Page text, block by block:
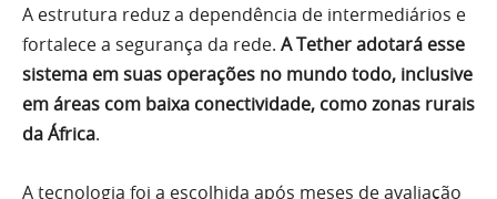
A estrutura reduz a dependência de intermediários e
fortalece a segurança da rede. A Tether adotará esse
sistema em suas operações no mundo todo, inclusive
em áreas com baixa conectividade, como zonas rurais
da África.
A tecnologia foi a escolhida após meses de avaliação